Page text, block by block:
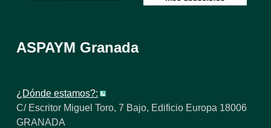
ASPAYM Granada
¿Dónde estamos?:
C/ Escritor Miguel Toro, 7 Bajo, Edificio Europa 18006
GRANADA